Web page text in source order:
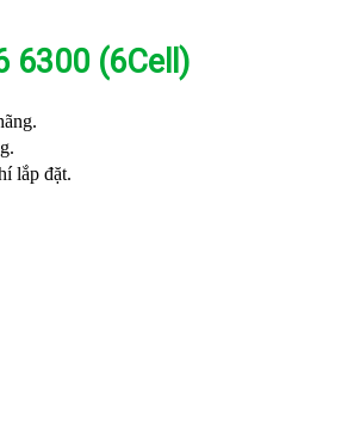
6300 (6Cell)
lắp đặt.